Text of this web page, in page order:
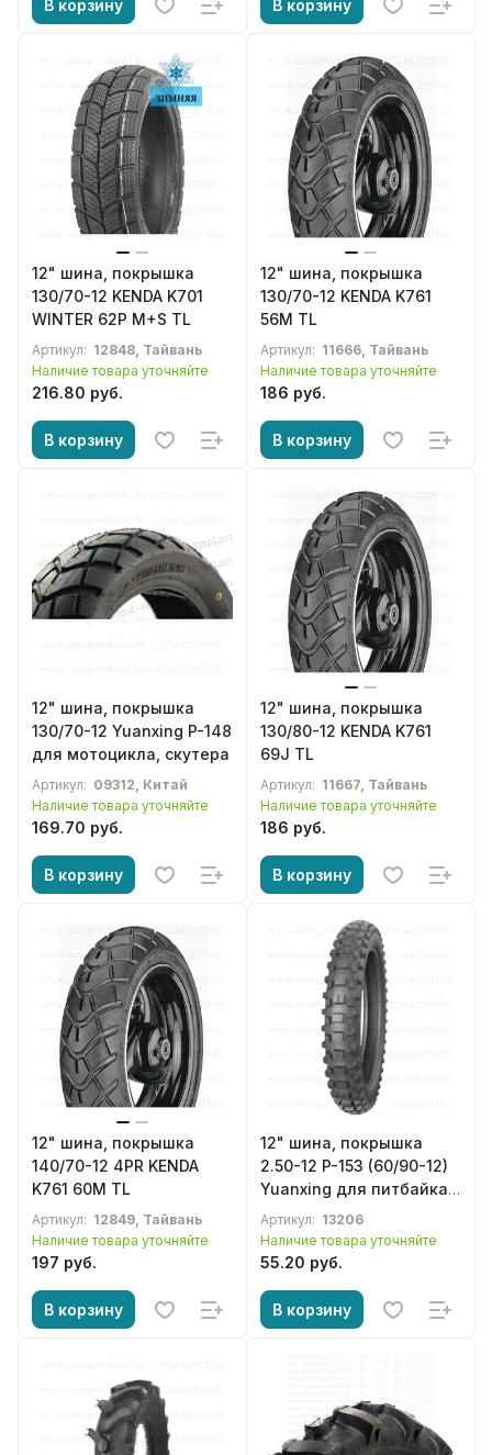
В корзину В корзину
12" шина, покрышка
130/70-12 KENDA K701
WINTER 62P M+S TL
Артикул: 12848, Тайвань
Наличие товара уточняйте
216.80 руб.
В корзину
12" шина, покрышка
130/70-12 KENDA K761
56M TL
Артикул: 11666, Тайвань
Наличие товара уточняйте
186 руб.
В корзину
12" шина, покрышка
130/70-12 Yuanxing P-148
для мотоцикла, скутера
Артикул: 09312, Китай
Наличие товара уточняйте
169.70 руб.
В корзину
12" шина, покрышка
130/80-12 KENDA K761
69J TL
Артикул: 11667, Тайвань
Наличие товара уточняйте
186 руб.
В корзину
12" шина, покрышка
140/70-12 4PR KENDA
K761 60M TL
Артикул: 12849, Тайвань
Наличие товара уточняйте
197 руб.
В корзину
12" шина, покрышка
2.50-12 P-153 (60/90-12)
Yuanxing для питбайка,
детского кроссового
мотоцикла
Артикул: 13206
Наличие товара уточняйте
55.20 руб.
В корзину